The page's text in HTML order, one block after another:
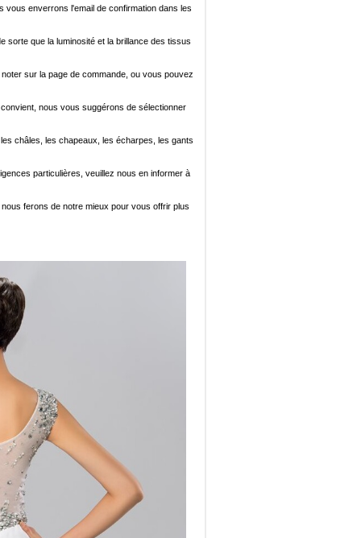
enverrons l'email de confirmation dans les
sorte que la luminosité et la brillance des tissus
sur la page de commande, ou vous pouvez
nous vous suggérons de sélectionner
châles, les chapeaux, les écharpes, les gants
particulières, veuillez nous en informer à
ferons de notre mieux pour vous offrir plus